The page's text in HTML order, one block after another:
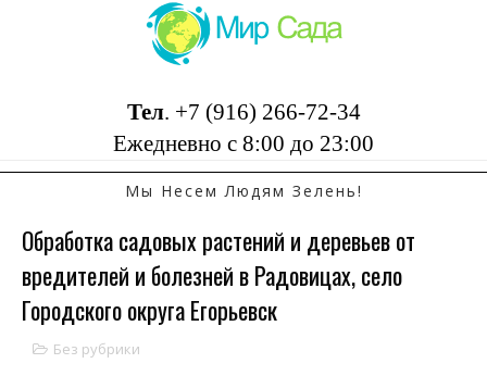
Тел. +7 (916) 266-72-34
Ежедневно с 8:00 до 23:00
Мы Несем Людям Зелень!
Обработка садовых растений и деревьев от
вредителей и болезней в Радовицах, село
Городского округа Егорьевск
Без рубрики